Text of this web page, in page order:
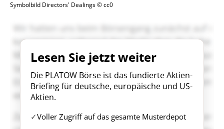
Symbolbild Directors' Dealings © cc0
Lesen Sie jetzt weiter
Die PLATOW Börse ist das fundierte Aktien-
Briefing für deutsche, europäische und US-
Aktien.
Voller Zugriff auf das gesamte Musterdepot